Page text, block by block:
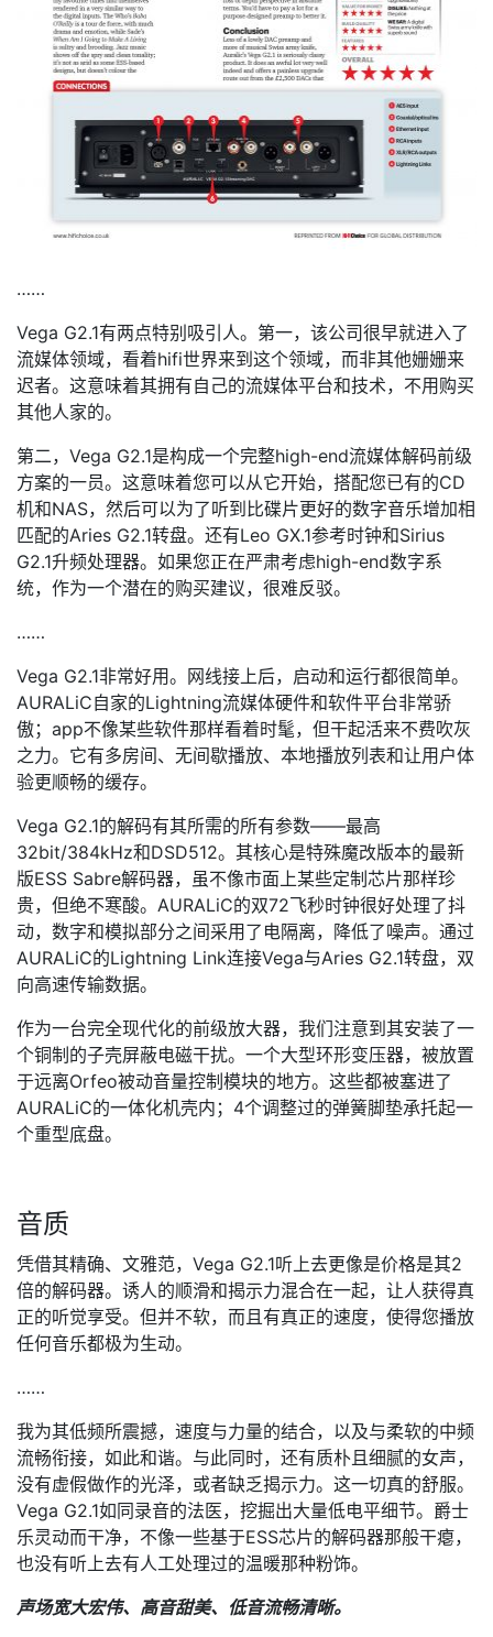
……
Vega G2.1有两点特别吸引人。第一，该公司很早就进入了
流媒体领域，看着hifi世界来到这个领域，而非其他姗姗来
迟者。这意味着其拥有自己的流媒体平台和技术，不用购买
其他人家的。
第二，Vega G2.1是构成一个完整high-end流媒体解码前级
方案的一员。这意味着您可以从它开始，搭配您已有的CD
机和NAS，然后可以为了听到比碟片更好的数字音乐增加相
匹配的Aries G2.1转盘。还有Leo GX.1参考时钟和Sirius
G2.1升频处理器。如果您正在严肃考虑high-end数字系
统，作为一个潜在的购买建议，很难反驳。
……
Vega G2.1非常好用。网线接上后，启动和运行都很简单。
AURALiC自家的Lightning流媒体硬件和软件平台非常骄
傲；app不像某些软件那样看着时髦，但干起活来不费吹灰
之力。它有多房间、无间歇播放、本地播放列表和让用户体
验更顺畅的缓存。
Vega G2.1的解码有其所需的所有参数——最高
32bit/384kHz和DSD512。其核心是特殊魔改版本的最新
版ESS Sabre解码器，虽不像市面上某些定制芯片那样珍
贵，但绝不寒酸。AURALiC的双72飞秒时钟很好处理了抖
动，数字和模拟部分之间采用了电隔离，降低了噪声。通过
AURALiC的Lightning Link连接Vega与Aries G2.1转盘，双
向高速传输数据。
作为一台完全现代化的前级放大器，我们注意到其安装了一
个铜制的子壳屏蔽电磁干扰。一个大型环形变压器，被放置
于远离Orfeo被动音量控制模块的地方。这些都被塞进了
AURALiC的一体化机壳内；4个调整过的弹簧脚垫承托起一
个重型底盘。
音质
凭借其精确、文雅范，Vega G2.1听上去更像是价格是其2
倍的解码器。诱人的顺滑和揭示力混合在一起，让人获得真
正的听觉享受。但并不软，而且有真正的速度，使得您播放
任何音乐都极为生动。
……
我为其低频所震撼，速度与力量的结合，以及与柔软的中频
流畅衔接，如此和谐。与此同时，还有质朴且细腻的女声，
没有虚假做作的光泽，或者缺乏揭示力。这一切真的舒服。
Vega G2.1如同录音的法医，挖掘出大量低电平细节。爵士
乐灵动而干净，不像一些基于ESS芯片的解码器那般干瘪，
也没有听上去有人工处理过的温暖那种粉饰。
声场宽大宏伟、高音甜美、低音流畅清晰。